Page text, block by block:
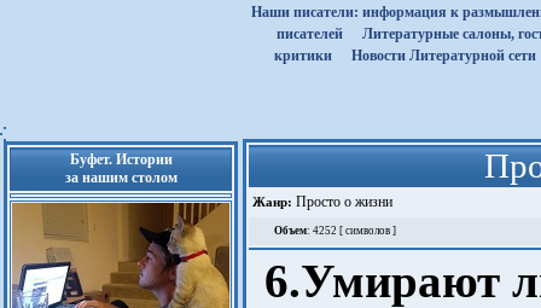
Наши писатели: информация к
писателей
Литературные салоны,
критики
Новости Литературной сети
Буфет. Истории
за нашим столом
Жанр: Просто о жизни
Объем: 4252 [ символов ]
6.Умирают